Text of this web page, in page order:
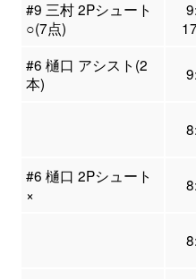
#9 三村 2Pシュート
○(7点)
#6 樋口 アシスト(2
本)
#6 樋口 2Pシュート
×